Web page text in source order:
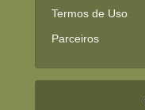
Termos de Uso
Parceiros